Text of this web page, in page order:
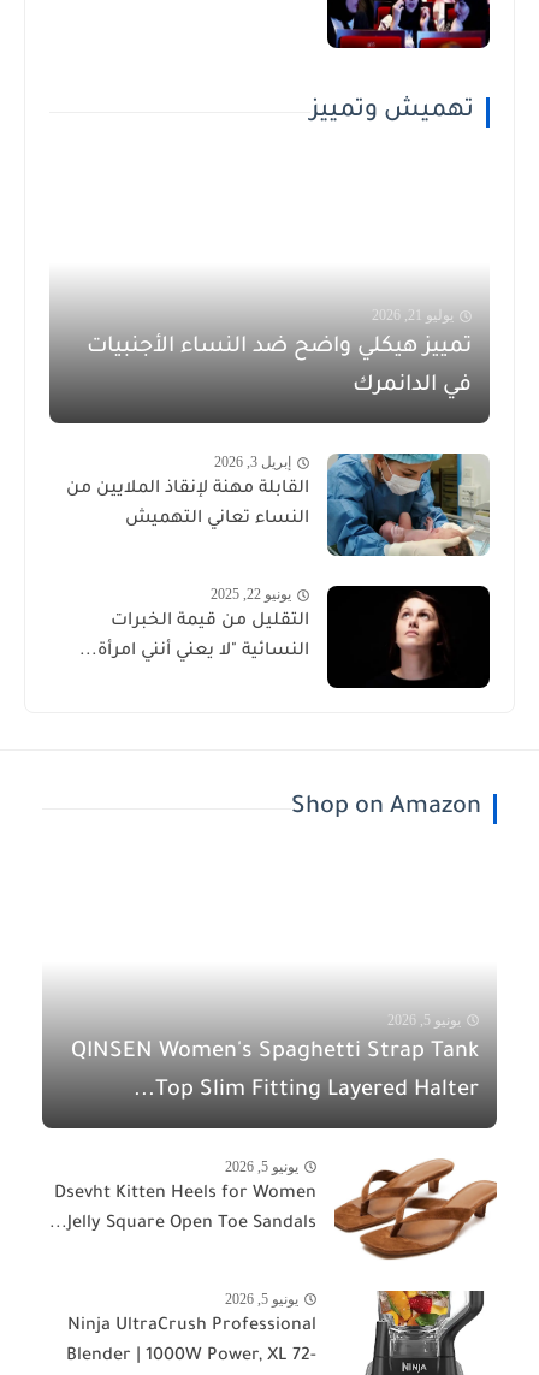
تهميش وتمييز
يوليو 21, 2026
تمييز هيكلي واضح ضد النساء الأجنبيات
في الدانمرك
إبريل 3, 2026
القابلة مهنة لإنقاذ الملايين من
النساء تعاني التهميش
يونيو 22, 2025
التقليل من قيمة الخبرات
النسائية "لا يعني أنني امرأة...
Shop on Amazon
يونيو 5, 2026
QINSEN Women's Spaghetti Strap Tank
Top Slim Fitting Layered Halter...
يونيو 5, 2026
Dsevht Kitten Heels for Women
Jelly Square Open Toe Sandals...
يونيو 5, 2026
Ninja UltraCrush Professional
Blender | 1000W Power, XL 72-